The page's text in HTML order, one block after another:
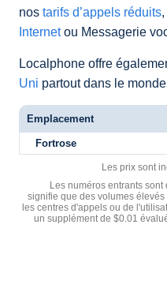
nos tarifs d’appels réduits
Internetou Messagerie
Localphone offre
Uni partout dans le
Emplacement
Fortrose
Les prix sont
Les numéros entrants
signifie que des volumes
les centres d'appels ou de
un supplément de $0.01